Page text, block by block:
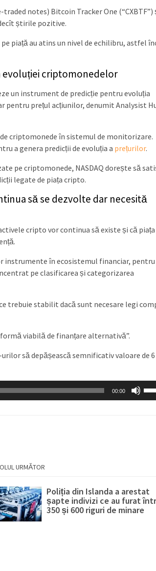
notes) Bitcoin Tracker One (“CXBTF”)
știrile pozitive.
piață au atins un nivel de echilibru, astfel
evoluției criptomonedelor
un instrument de predicție pentru evoluția
prețul acțiunilor, denumit Analysist
criptomonede în sistemul de monitorizare.
a genera predicții de evoluția a prețurilor.
pe criptomonede, NASDAQ dorește să
legate de piața cripto.
să se dezvolte dar necesită
cripto vor continua să existe și că piața
instrumente în ecosistemul financiar, pentru
pe clasificarea și categorizarea
trebuie stabilit dacă sunt necesare legi
viabilă de finanțare alternativă”.
să depășească semnificativ valoare de 6
00:00
URMĂTOR
Poliția din Islanda a arestat
șapte indivizi ce au furat
350 și 600 riguri de minare